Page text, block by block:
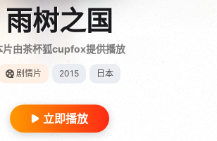
雨树之国
片由茶杯狐cupfox提供播放
剧情片 2015 日本
立即播放